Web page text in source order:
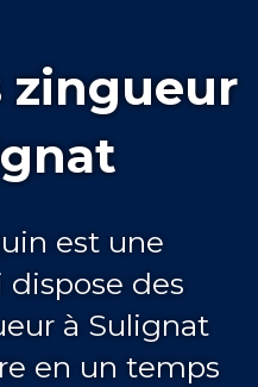
zingueur
est une
des
à Sulignat
en un temps